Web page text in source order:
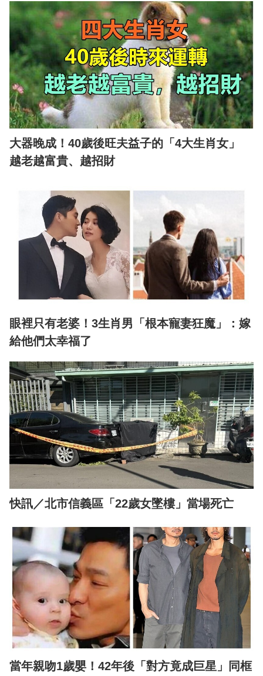
大器晚成！40歲後旺夫益子的「4大生肖女」
越老越富貴、越招財
眼裡只有老婆！3生肖男「根本寵妻狂魔」：嫁
給他們太幸福了
快訊／北市信義區「22歲女墜樓」當場死亡
當年親吻1歲嬰！42年後「對方竟成巨星」同框